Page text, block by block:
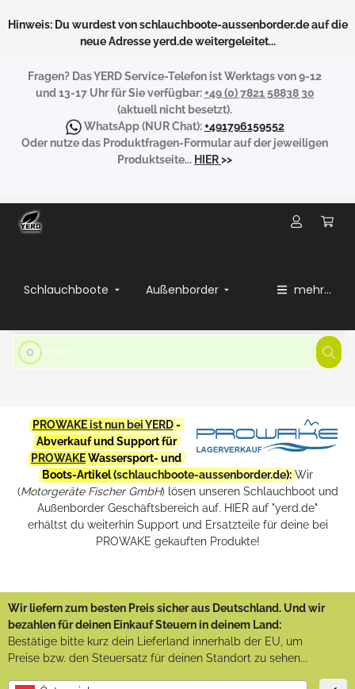
Hinweis: Du wurdest von schlauchboote-aussenborder.de auf die
neue Adresse yerd.de weitergeleitet...
Fragen? Das YERD Service-Telefon ist Werktags von 9-12
und 13-17 Uhr für Sie verfügbar:+49 (0) 7821 58838 30
(aktuell nicht besetzt).
WhatsApp(NUR Chat):+491796159552
Oder nutze das Produktfragen-Formular auf der jeweiligen
Produktseite... HIER>>
Schlauchboote Außenborder mehr...
PROWAKE ist nun bei YERD-
Abverkauf und Support für
PROWAKEWassersport- und
Boots-Artikel (schlauchboote-aussenborder.de): Wir
(Motorgeräte Fischer GmbH) lösen unseren Schlauchboot und
Außenborder Geschäftsbereich auf. HIER auf "yerd.de"
erhältst du weiterhin Support und Ersatzteile für deine bei
PROWAKE gekauften Produkte!
Wir liefern zum besten Preis sicher aus Deutschland. Und wir
bezahlen für deinen Einkauf Steuern in deinem Land:
Bestätige bitte kurz dein Lieferland innerhalb der EU, um
Preise bzw. den Steuersatz für deinen Standort zu sehen...